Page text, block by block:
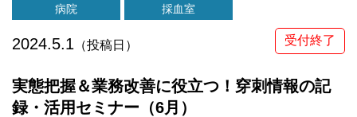
病院 採血室
2024.5.1 （投稿日） 受付終了
実態把握＆業務改善に役立つ！穿刺情報の記
録・活用セミナー（6月）